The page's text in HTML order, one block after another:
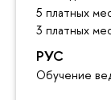
5 платных
3 платных
РУС
Обучение